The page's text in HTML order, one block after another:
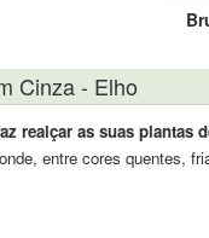
Cinza - Elho
realçar as suas plantas
entre cores quentes,